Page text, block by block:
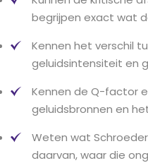
begrijpen exact wat
Kennen het verschil
geluidsintensiteit en
Kennen de Q-factor
geluidsbronnen en
Weten wat
daarvan, waar die